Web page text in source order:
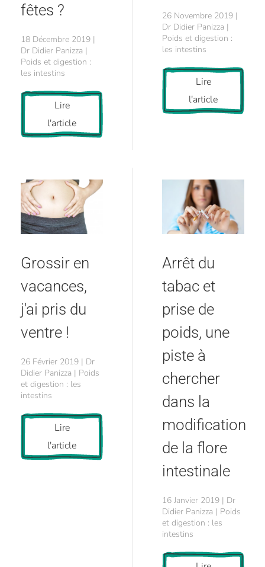
fêtes ?
18 Décembre 2019 |
Dr Didier Panizza |
Poids et digestion :
les intestins
Lire
l'article
26 Novembre 2019 |
Dr Didier Panizza |
Poids et digestion :
les intestins
Lire
l'article
Grossir en
vacances,
j'ai pris du
ventre !
26 Février 2019 | Dr
Didier Panizza | Poids
et digestion : les
intestins
Lire
l'article
Arrêt du
tabac et
prise de
poids, une
piste à
chercher
dans la
modification
de la flore
intestinale
16 Janvier 2019 | Dr
Didier Panizza | Poids
et digestion : les
intestins